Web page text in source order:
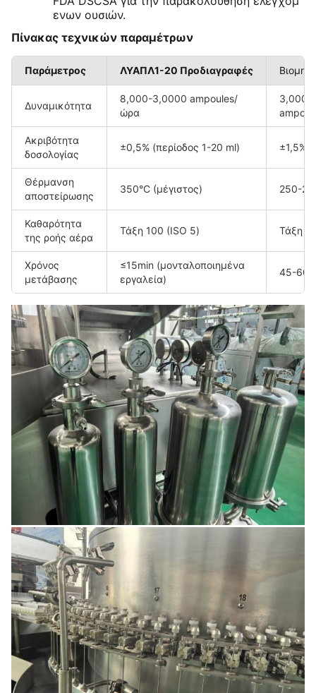
ενων ουσιών.
Πίνακας τεχνικών παραμέτρων
Παράμετρος ΛΥΑΠΛ1-20 Προδιαγραφές
Δυναμικότητα
8,000-3,0000 ampoules/
ώρα
3,000-
Ακριβότητα
δοσολογίας
±0,5% (περίοδος 1-20 ml) ±1,5%
Θέρμανση
αποστείρωσης
350°C (μέγιστος) 250-
Καθαρότητα
της ροής αέρα
Τάξη 100 (ISO 5) Τάξη
Χρόνος
μετάβασης
≤15min (μονταλοποιημένα
εργαλεία)
45-60